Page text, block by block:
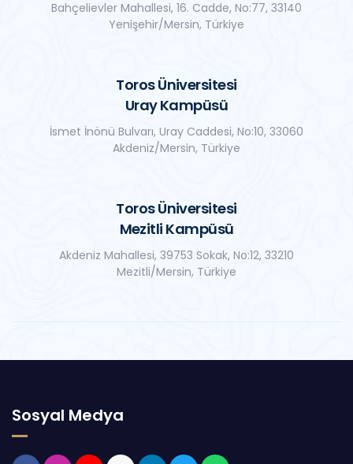
Bahçelievler Mahallesi, 16. Cadde, No:77, 33140
Yenişehir/Mersin, Türkiye
Toros Üniversitesi
Uray Kampüsü
İsmet İnönü Bulvarı, Uray Caddesi, No:10, 33060
Akdeniz/Mersin, Türkiye
Toros Üniversitesi
Mezitli Kampüsü
Akdeniz Mahallesi, 39753 Sokak, No:12, 33210
Mezitli/Mersin, Türkiye
Sosyal Medya